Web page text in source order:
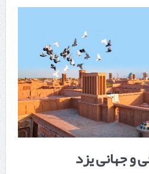
ظرفشویی وستینگهاوس این موارد را
هزینه ایمپلنت دندان در ترکیه 1405 | قیمت، مزایا، معایب و مقایسه با
برای مراقبت از پوست
ضروری‌تر است؟
و جهانی یزد